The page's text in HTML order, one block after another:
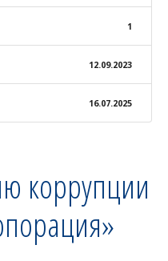
1
12.09.2023
16.07.2025
коррупции